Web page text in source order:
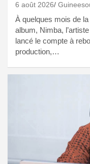
6 août 2026
À quelques mois de
album, Nimba,
lancé le compte à
production,…